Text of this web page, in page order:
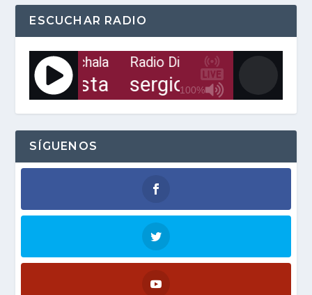
ESCUCHAR RADIO
100%
Digital de Machala Radio Digital de Machala
una fiesta sergio george
U
E
Y
I
L
SÍGUENOS